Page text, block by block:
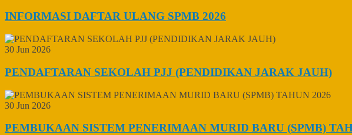
INFORMASI DAFTAR ULANG SPMB 2026
30 Jun 2026
PENDAFTARAN SEKOLAH PJJ (PENDIDIKAN JARAK JAUH)
30 Jun 2026
PEMBUKAAN SISTEM PENERIMAAN MURID BARU (SPMB)